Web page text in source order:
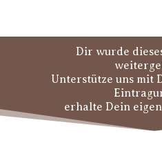
Dir wurde
Unterstütze uns mit
erhalte Dein